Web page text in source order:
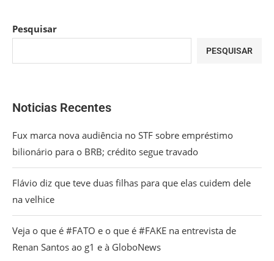
Pesquisar
PESQUISAR
Noticias Recentes
Fux marca nova audiência no STF sobre empréstimo
bilionário para o BRB; crédito segue travado
Flávio diz que teve duas filhas para que elas cuidem dele
na velhice
Veja o que é #FATO e o que é #FAKE na entrevista de
Renan Santos ao g1 e à GloboNews